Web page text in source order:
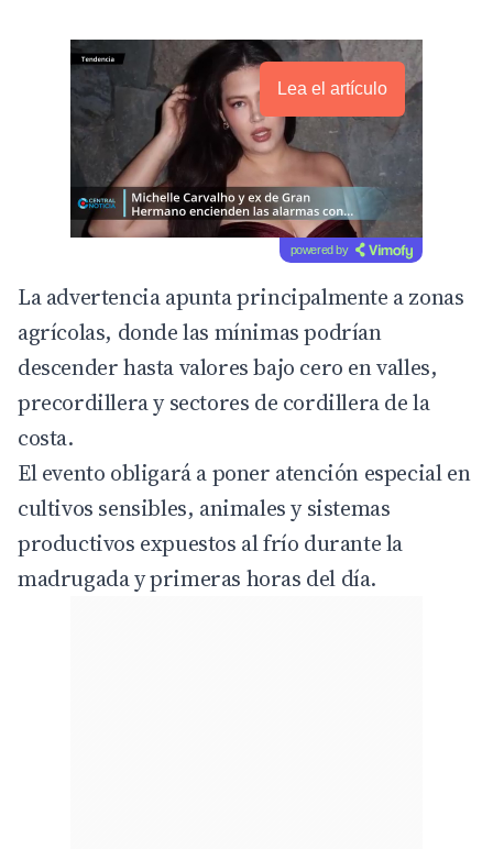
Lea el artículo
powered by
La advertencia apunta principalmente a zonas
agrícolas, donde las mínimas podrían
descender hasta valores bajo cero en valles,
precordillera y sectores de cordillera de la
costa.
El evento obligará a poner atención especial en
cultivos sensibles, animales y sistemas
productivos expuestos al frío durante la
madrugada y primeras horas del día.